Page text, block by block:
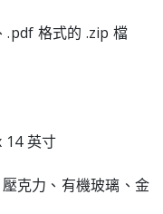
.pdf 格式的 .zip 檔
14 英寸
克力、有機玻璃、金